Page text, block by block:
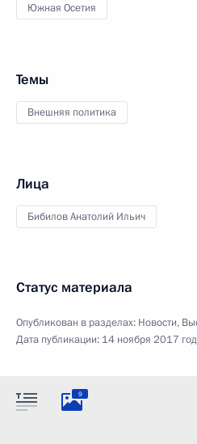
Южная Осетия
Темы
Внешняя политика
Лица
Бибилов Анатолий Ильич
Статус материала
Опубликован в разделах: Новости,
Дата публикации: 14 ноября 2017
9